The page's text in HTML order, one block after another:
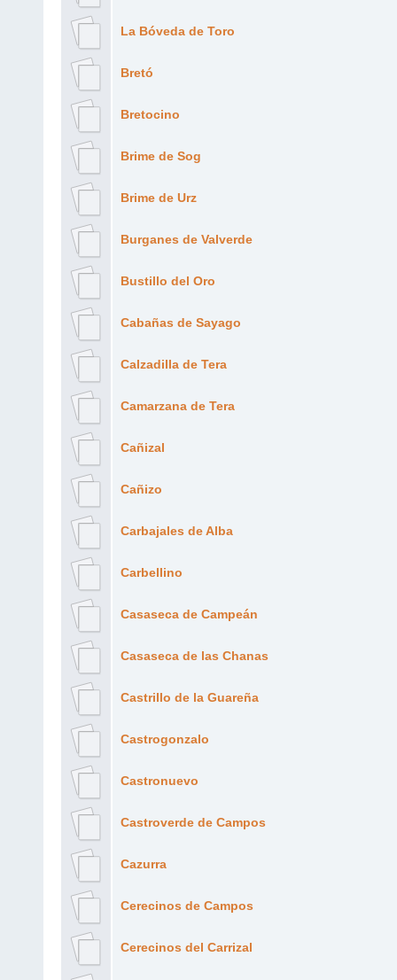
La Bóveda de Toro
Bretó
Bretocino
Brime de Sog
Brime de Urz
Burganes de Valverde
Bustillo del Oro
Cabañas de Sayago
Calzadilla de Tera
Camarzana de Tera
Cañizal
Cañizo
Carbajales de Alba
Carbellino
Casaseca de Campeán
Casaseca de las Chanas
Castrillo de la Guareña
Castrogonzalo
Castronuevo
Castroverde de Campos
Cazurra
Cerecinos de Campos
Cerecinos del Carrizal